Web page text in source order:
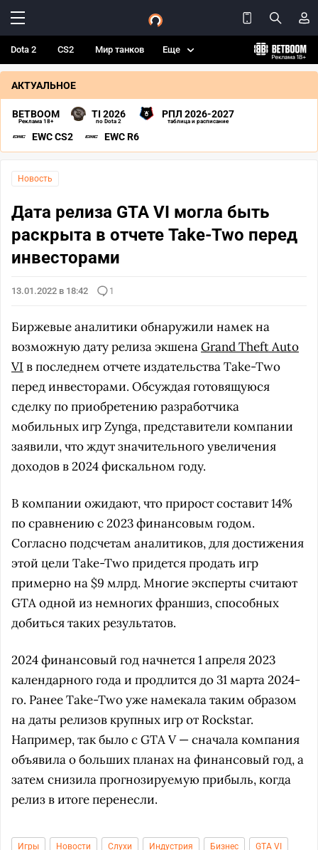
Dota 2 CS2 Мир танков Еще
АКТУАЛЬНОЕ
BETBOOM
Реклама 18+
TI 2026
по Dota 2
РПЛ 2026-2027
таблица и расписание
EWC CS2 EWC R6
Новость
Дата релиза GTA VI могла быть
раскрыта в отчете Take-Two перед
инвесторами
13.01.2022 в 18:42 1
Биржевые аналитики обнаружили намек на
возможную дату релиза экшенаGrand Theft Auto
VI в последнем отчете издательства Take-Two
перед инвесторами. Обсуждая готовящуюся
сделку по приобретению разработчика
мобильных игр Zynga, представители компании
заявили, что ждут значительного увеличения
доходов в 2024 фискальном году.
В компании ожидают, что прирост составит 14%
по сравнению с 2023 финансовым годом.
Согласно подсчетам аналитиков, для достижения
этой цели Take-Two придется продать игр
примерно на $9 млрд. Многие эксперты считают
GTA одной из немногих франшиз, способных
добиться таких результатов.
2024 финансовый год начнется 1 апреля 2023
календарного года и продлится до 31 марта 2024-
го. Ранее Take-Two уже намекала таким образом
на даты релизов крупных игр от Rockstar.
Например, так было с GTA V — сначала компания
объявила о больших планах на финансовый год, а
затем снизила прогнозируемую прибыль, когда
релиз в итоге перенесли.
Игры Новости Слухи Индустрия Бизнес GTA VI